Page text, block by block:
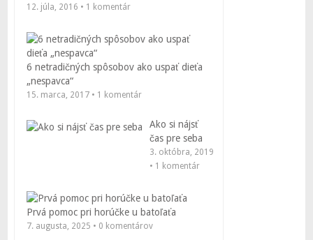
12. júla, 2016 • 1 komentár
6 netradičných spôsobov ako uspať dieťa
„nespavca“
15. marca, 2017 • 1 komentár
Ako si nájsť
čas pre seba
3. októbra, 2019
• 1 komentár
Prvá pomoc pri horúčke u batoľaťa
7. augusta, 2025 • 0 komentárov